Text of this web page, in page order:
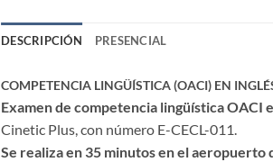
DESCRIPCIÓN PRESENCIAL
COMPETENCIA LINGÜÍSTICA (OACI) EN
Examen de competencia lingüística OACI
Cinetic Plus, con número E-CECL-011.
Se realiza en 35 minutos en el